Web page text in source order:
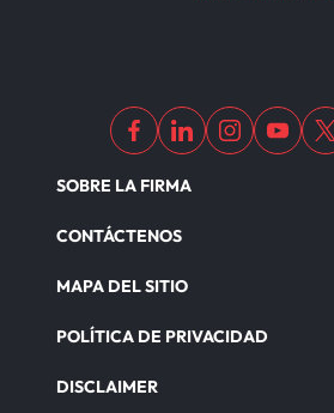
SOBRE LA FIRMA
CONTÁCTENOS
MAPA DEL SITIO
POLÍTICA DE PRIVACIDAD
DISCLAIMER